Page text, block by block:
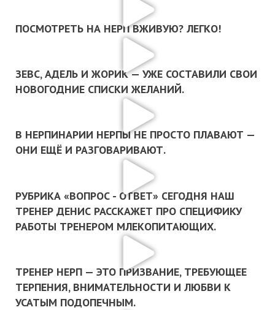
ПОСМОТРЕТЬ НА НЕРП ВЖИВУЮ? ЛЕГКО!
ЗЕВС, АДЕЛЬ И ЖОРИК — УЖЕ СОСТАВИЛИ СВОИ
НОВОГОДНИЕ СПИСКИ ЖЕЛАНИЙ.
В НЕРПИНАРИИ НЕРПЫ НЕ ПРОСТО ПЛАВАЮТ —
ОНИ ЕЩЁ И РАЗГОВАРИВАЮТ.
РУБРИКА «ВОПРОС - ОТВЕТ» СЕГОДНЯ НАШ
ТРЕНЕР ДЕНИС РАССКАЖЕТ ПРО СПЕЦИФИКУ
РАБОТЫ ТРЕНЕРОМ МЛЕКОПИТАЮЩИХ.
ТРЕНЕР НЕРП — ЭТО ПРИЗВАНИЕ, ТРЕБУЮЩЕЕ
ТЕРПЕНИЯ, ВНИМАТЕЛЬНОСТИ И ЛЮБВИ К
УСАТЫМ ПОДОПЕЧНЫМ.